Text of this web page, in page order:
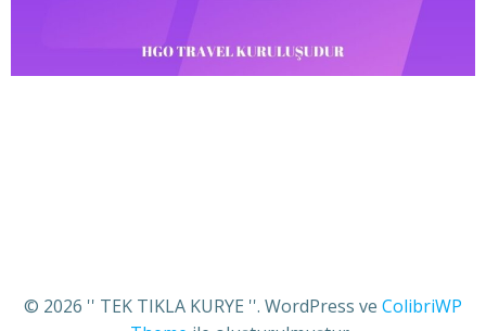
© 2026 '' TEK TIKLA KURYE ''. WordPress ve ColibriWP